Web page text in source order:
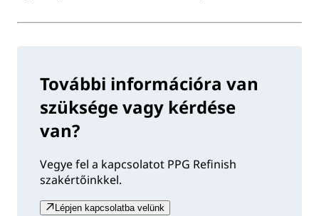
További információra van
szüksége vagy kérdése
van?
Vegye fel a kapcsolatot PPG Refinish
szakértőinkkel.
Lépjen kapcsolatba velünk